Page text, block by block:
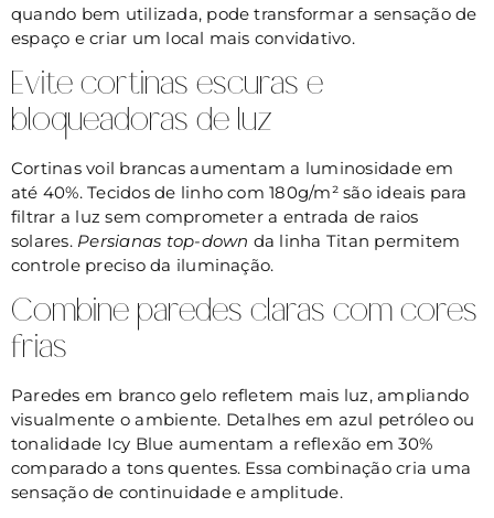
quando bem utilizada, pode transformar a sensação de
espaço e criar um local mais convidativo.
Evite cortinas escuras e
bloqueadoras de luz
Cortinas voil brancas aumentam a luminosidade em
até 40%. Tecidos de linho com 180g/m² são ideais para
filtrar a luz sem comprometer a entrada de raios
solares. Persianas top-down da linha Titan permitem
controle preciso da iluminação.
Combine paredes claras com cores
frias
Paredes em branco gelo refletem mais luz, ampliando
visualmente o ambiente. Detalhes em azul petróleo ou
tonalidade Icy Blue aumentam a reflexão em 30%
comparado a tons quentes. Essa combinação cria uma
sensação de continuidade e amplitude.